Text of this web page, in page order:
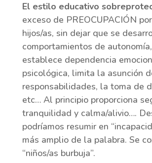
El estilo educativo
exceso de PREOCUPACIÓN
hijos/as, sin dejar que se
comportamientos de
establece dependencia
psicológica, limita la asunción
responsabilidades, la toma de
etc… Al principio proporciona
tranquilidad y calma/alivio….
podríamos resumir en
más amplio de la palabra. Se
“niños/as burbuja”.